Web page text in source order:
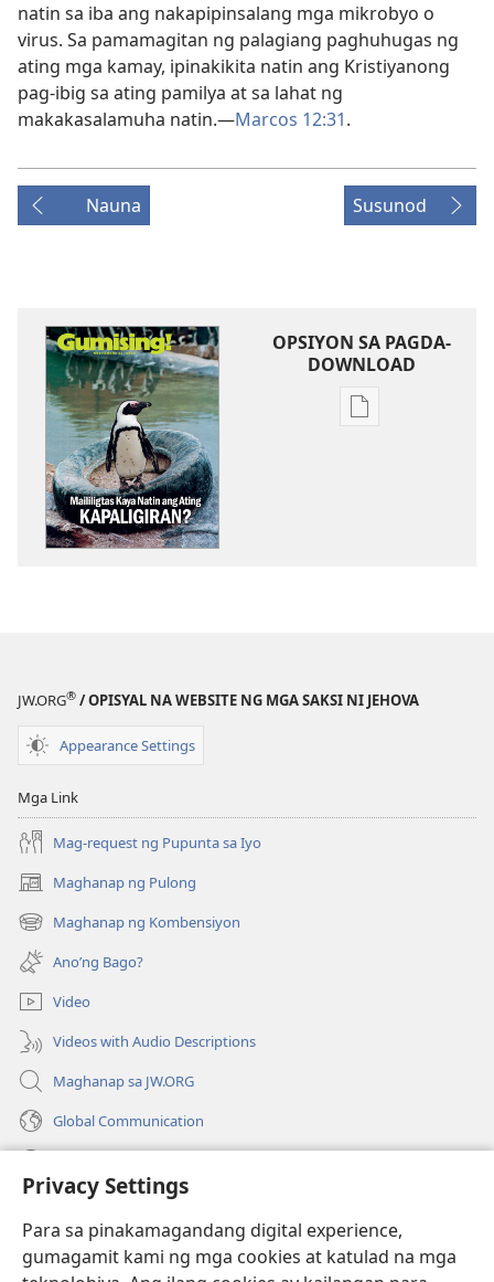
Privacy Settings
Para sa pinakamagandang digital experience,
gumagamit kami ng mga cookies at katulad na mga
natin sa iba ang nakapipinsalang mga mikrobyo o
virus. Sa pamamagitan ng palagiang paghuhugas ng
ating mga kamay, ipinakikita natin ang Kristiyanong
pag-ibig sa ating pamilya at sa lahat ng
makakasalamuha natin.​—Marcos 12:31.
Nauna Susunod
OPSIYON SA PAGDA-
DOWNLOAD
Opsiyon
JW.ORG® / OPISYAL NA WEBSITE NG MGA SAKSI NI JEHOVA
Appearance Settings
Mga Link
Mag-request ng Pupunta sa Iyo
Maghanap ng Pulong
(may
bubukas
na
bagong
window)
Maghanap ng Kombensiyon
(may
bubukas
na
bagong
window)
Ano’ng Bago?
Video
Videos with Audio Descriptions
Maghanap sa JW.ORG
Global Communication
(may
na
Watchtower ONLINE LIBRARY™